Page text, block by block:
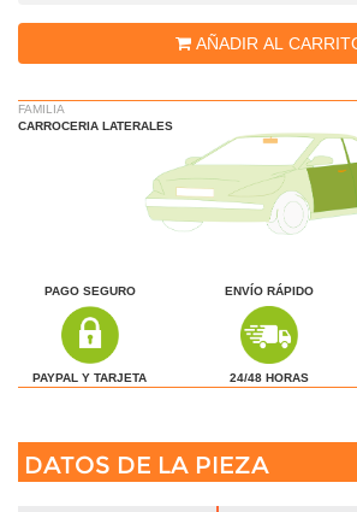
AÑADIR AL
FAMILIA
CARROCERIA LATERALES
PAGO SEGURO
PAYPAL Y TARJETA
ENVÍO RÁPIDO
24/48 HORAS
DATOS DE LA PIEZA